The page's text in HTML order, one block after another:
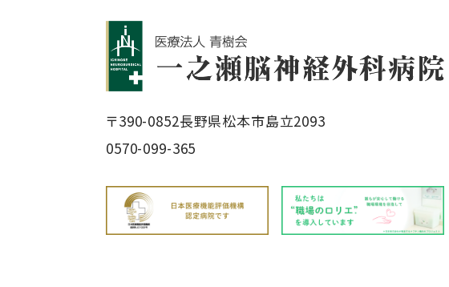
〒390-0852長野県松本市島立2093
0570-099-365